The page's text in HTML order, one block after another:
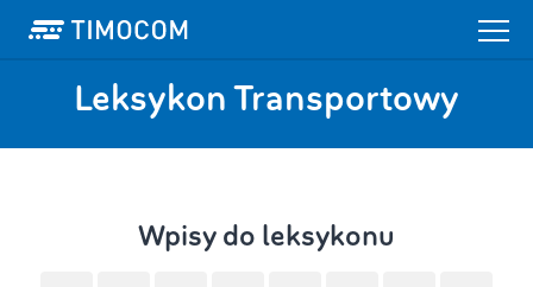
Leksykon Transportowy
Wpisy do leksykonu